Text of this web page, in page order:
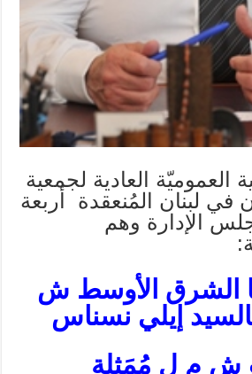
العموميّة العادية لجمعية
لبنان المُنعقدة أربعة
الإدارة وهم
الشرق الأوسط ش
إيلي نسناس
ش م ل مُمَثلة